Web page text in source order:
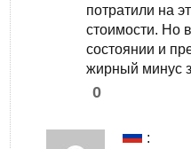
потратили на
стоимости. Но
состоянии и
жирный минус
0
: